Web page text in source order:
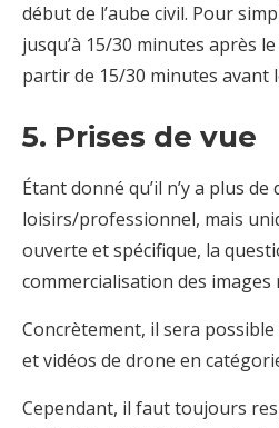
début de l’aube civil. Pour
jusqu’à 15/30 minutes après
partir de 15/30 minutes avant
5. Prises de vue
Étant donné qu’il n’y a plus
loisirs/professionnel, mais
ouverte et spécifique, la
commercialisation des images
Concrètement, il sera
et vidéos de drone en
Cependant, il faut toujours